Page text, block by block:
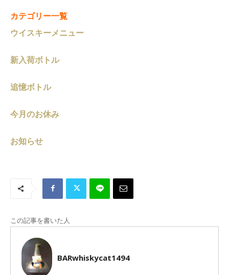
カテゴリー一覧
ウイスキーメニュー
新入荷ボトル
追憶ボトル
今月のお休み
お知らせ
この記事を書いた人
BARwhiskycat1494